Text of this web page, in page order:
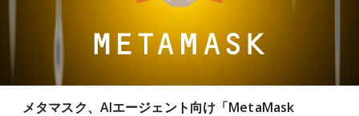
メタマスク、AIエージェント向け「MetaMask